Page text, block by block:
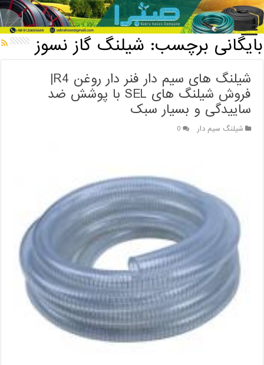
خانه / بایگانی برچسب: شیلنگ گاز نسوز
بایگانی برچسب: شیلنگ گاز نسوز
شیلنگ های سیم دار فنر دار روغن R4|
فروش شیلنگ های SEL با پوشش ضد
ساییدگی و بسیار سبک
شیلنگ سیم دار 0